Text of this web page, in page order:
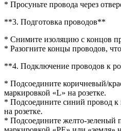
* Просуньте провода через
**3. Подготовка проводов**
* Снимите изоляцию с концов
* Разогните концы проводов,
**4. Подключение проводов к
* Подсоедините коричневый/
маркировкой «L» на розетке.
* Подсоедините синий провод
на розетке.
* Подсоедините желто-зеленый